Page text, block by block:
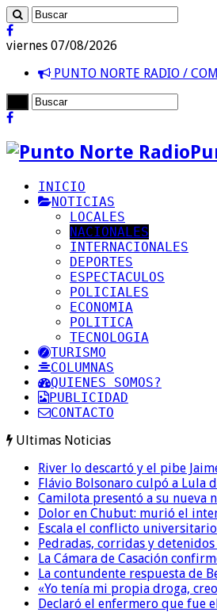
viernes 07/08/2026
PUNTO NORTE RADIO /
INICIO
NOTICIAS
LOCALES
NACIONALES
INTERNACIONALES
DEPORTES
ESPECTACULOS
POLICIALES
ECONOMIA
POLITICA
TECNOLOGIA
TURISMO
COLUMNAS
QUIENES SOMOS?
PUBLICIDAD
CONTACTO
Ultimas Noticias
River lo descartó y el pibe
Flávio Bolsonaro culpó a Lula
Camilota presentó a su nueva
Dolor en Chubut: murió el
Escala el conflicto
Pedradas, corridas y
La Cámara de Casación
La contundente respuesta de
«Yo tenía mi propia droga,
Declaró el enfermero que fue